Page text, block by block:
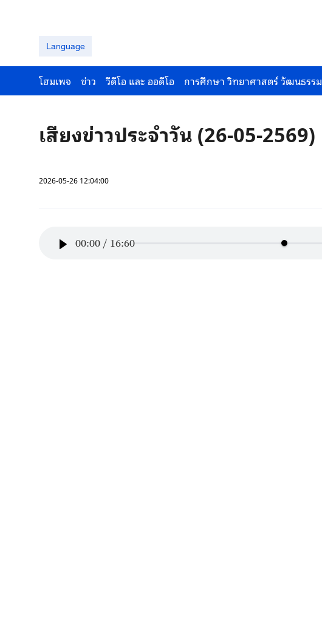
Language
โฮมเพจ ข่าว วีดีโอ และ ออดีโอ การศึกษา วิทยาศาสตร์ วัฒนธรรม
เสียงข่าวประจำวัน (26-05-2569)
2026-05-26 12:04:00
00:00 / 16:60